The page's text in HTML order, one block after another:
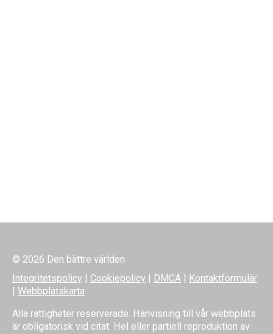
© 2026 Den bättre världen
Integritetspolicy
Cookiepolicy DMCA
Kontaktformulär
Webbplatskarta
Alla rättigheter reserverade. Hänvisning till vår webbplats
är obligatorisk vid citat. Hel eller partiell reproduktion av